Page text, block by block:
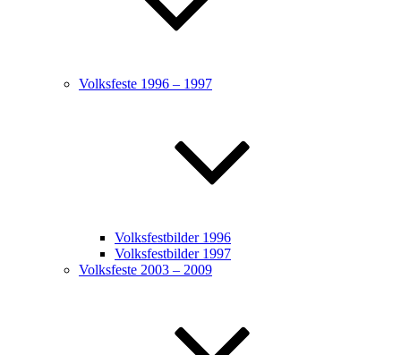
Volksfeste 1996 – 1997
Volksfestbilder 1996
Volksfestbilder 1997
Volksfeste 2003 – 2009